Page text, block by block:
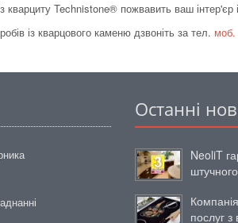
кварциту Technistone® пожвавить ваш
із кварцового каменю дзвоніть за тел. моб.
Останні
NeoliT
послуг з